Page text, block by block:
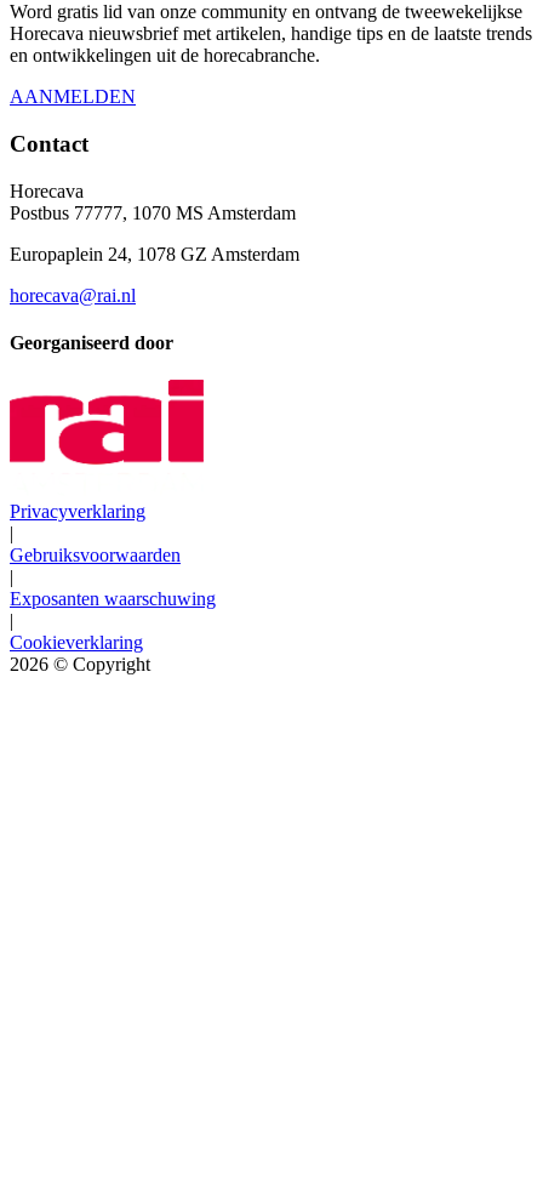
Word gratis lid van onze community en ontvang de tweewekelijkse
Horecava nieuwsbrief met artikelen, handige tips en de laatste trends
en ontwikkelingen uit de horecabranche.
AANMELDEN
Contact
Horecava
Postbus 77777, 1070 MS Amsterdam
Europaplein 24, 1078 GZ Amsterdam
horecava@rai.nl
Georganiseerd door
Privacyverklaring
|
Gebruiksvoorwaarden
|
Exposanten waarschuwing
|
Cookieverklaring
2026 © Copyright